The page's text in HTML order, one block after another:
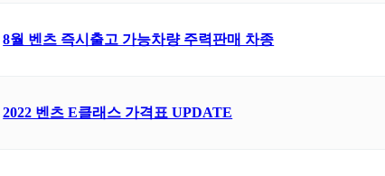
8월 벤츠 즉시출고 가능차량 주력판매 차종
2022 벤츠 E클래스 가격표 UPDATE